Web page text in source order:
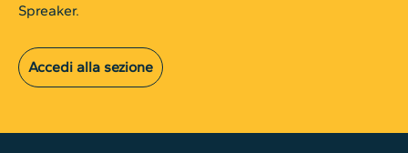
Spreaker.
Accedi alla sezione